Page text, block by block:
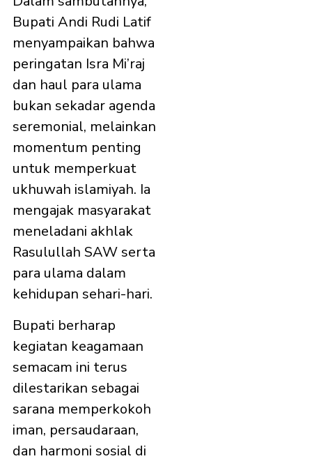
Bupati Andi Rudi Latif
menyampaikan bahwa
peringatan Isra Mi’raj
dan haul para ulama
bukan sekadar agenda
seremonial, melainkan
momentum penting
untuk memperkuat
ukhuwah islamiyah. Ia
mengajak masyarakat
meneladani akhlak
Rasulullah SAW serta
para ulama dalam
kehidupan sehari-hari.
Bupati berharap
kegiatan keagamaan
semacam ini terus
dilestarikan sebagai
sarana memperkokoh
iman, persaudaraan,
dan harmoni sosial di